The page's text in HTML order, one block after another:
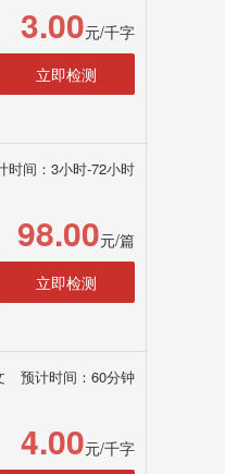
3.00元/千字
立即检测
时间：3小时-72小时
98.00元/篇
立即检测
预计时间：60分钟
4.00元/千字